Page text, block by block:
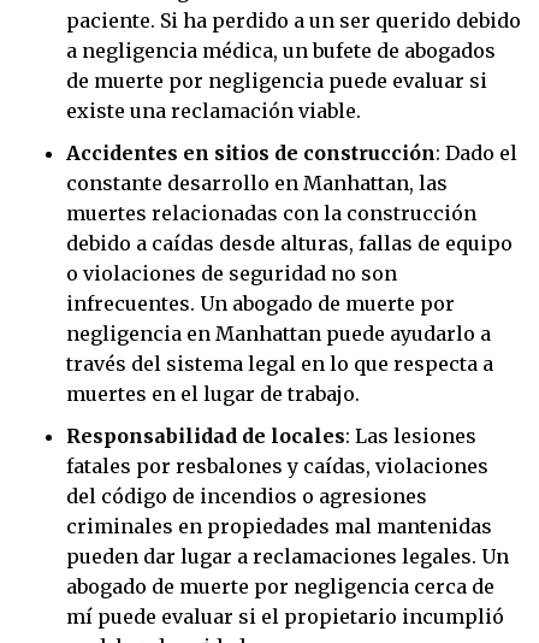
paciente. Si ha perdido a un ser querido debido
a negligencia médica, un bufete de abogados
de muerte por negligencia puede evaluar si
existe una reclamación viable.
Accidentes en sitios de construcción: Dado el
constante desarrollo en Manhattan, las
muertes relacionadas con la construcción
debido a caídas desde alturas, fallas de equipo
o violaciones de seguridad no son
infrecuentes. Un abogado de muerte por
negligencia en Manhattan puede ayudarlo a
través del sistema legal en lo que respecta a
muertes en el lugar de trabajo.
Responsabilidad de locales: Las lesiones
fatales por resbalones y caídas, violaciones
del código de incendios o agresiones
criminales en propiedades mal mantenidas
pueden dar lugar a reclamaciones legales. Un
abogado de muerte por negligencia cerca de
mí puede evaluar si el propietario incumplió